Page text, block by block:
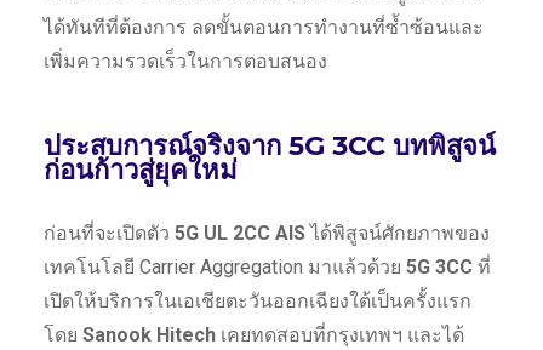
ได้ทันทีที่ต้องการ ลดขั้นตอนการทำงานที่ซ้ำซ้อนและ
เพิ่มความรวดเร็วในการตอบสนอง
ประสบการณ์จริงจาก 5G 3CC บทพิสูจน์
ก่อนก้าวสู่ยุคใหม่
ก่อนที่จะเปิดตัว 5G UL 2CC AISได้พิสูจน์ศักยภาพของ
เทคโนโลยี Carrier Aggregation มาแล้วด้วย 5G 3CCที่
เปิดให้บริการในเอเชียตะวันออกเฉียงใต้เป็นครั้งแรก
โดย Sanook Hitechเคยทดสอบที่กรุงเทพฯ และได้